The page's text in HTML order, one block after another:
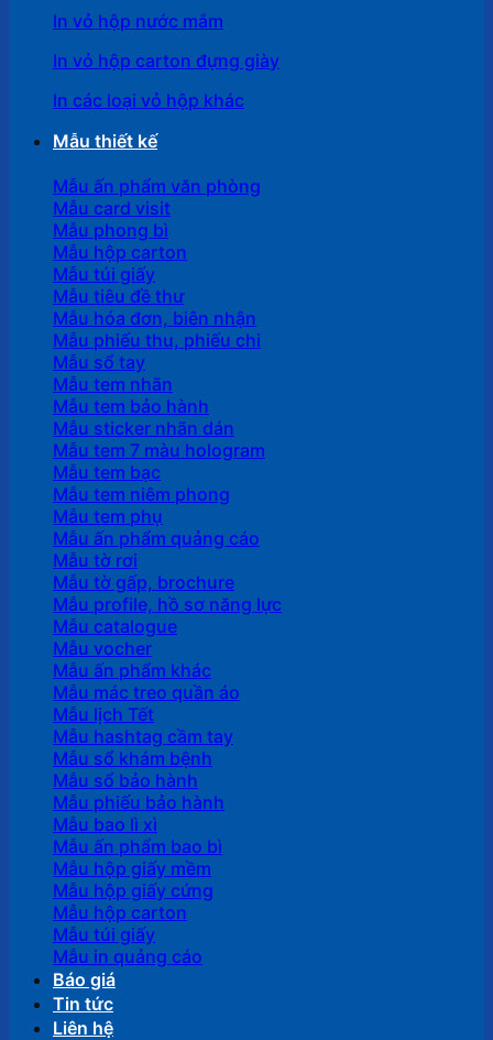
In vỏ hộp nước mắm
In vỏ hộp carton đựng giày
In các loại vỏ hộp khác
Mẫu thiết kế
Mẫu ấn phẩm văn phòng
Mẫu card visit
Mẫu phong bì
Mẫu hộp carton
Mẫu túi giấy
Mẫu tiêu đề thư
Mẫu hóa đơn, biên nhận
Mẫu phiếu thu, phiếu chi
Mẫu sổ tay
Mẫu tem nhãn
Mẫu tem bảo hành
Mẫu sticker nhãn dán
Mẫu tem 7 màu hologram
Mẫu tem bạc
Mẫu tem niêm phong
Mẫu tem phụ
Mẫu ấn phẩm quảng cáo
Mẫu tờ rơi
Mẫu tờ gấp, brochure
Mẫu profile, hồ sơ năng lực
Mẫu catalogue
Mẫu vocher
Mẫu ấn phẩm khác
Mẫu mác treo quần áo
Mẫu lịch Tết
Mẫu hashtag cầm tay
Mẫu sổ khám bệnh
Mẫu sổ bảo hành
Mẫu phiếu bảo hành
Mẫu bao lì xì
Mẫu ấn phẩm bao bì
Mẫu hộp giấy mềm
Mẫu hộp giấy cứng
Mẫu hộp carton
Mẫu túi giấy
Mẫu in quảng cáo
Báo giá
Tin tức
Liên hệ